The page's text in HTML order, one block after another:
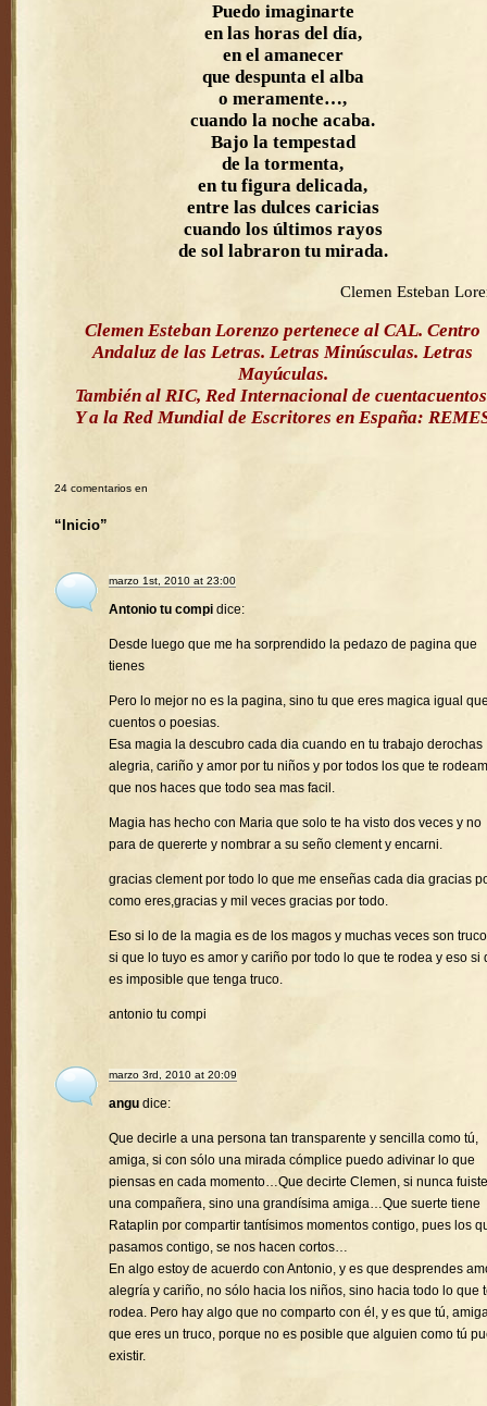
Puedo imaginarte
en las horas del día,
en el amanecer
que despunta el alba
o meramente…,
cuando la noche acaba.
Bajo la tempestad
de la tormenta,
en tu figura delicada,
entre las dulces caricias
cuando los últimos rayos
de sol labraron tu mirada.
Clemen Esteban
Clemen Esteban Lorenzo pertenece al CAL. Centro
Andaluz de las Letras. Letras Minúsculas. Letras
Mayúculas.
También al RIC, Red Internacional de
Y a la Red Mundial de Escritores en España:
24 comentarios en
“Inicio”
marzo 1st, 2010 at 23:00
Antonio tu compi dice:
Desde luego que me ha sorprendido la pedazo de pagina que
tienes
Pero lo mejor no es la pagina, sino tu que eres magica igual
cuentos o poesias.
Esa magia la descubro cada dia cuando en tu trabajo derochas
alegria, cariño y amor por tu niños y por todos los que te
que nos haces que todo sea mas facil.
Magia has hecho con Maria que solo te ha visto dos veces y no
para de quererte y nombrar a su seño clement y encarni.
gracias clement por todo lo que me enseñas cada dia gracias
como eres,gracias y mil veces gracias por todo.
Eso si lo de la magia es de los magos y muchas veces son
si que lo tuyo es amor y cariño por todo lo que te rodea y eso si
es imposible que tenga truco.
antonio tu compi
marzo 3rd, 2010 at 20:09
angu dice:
Que decirle a una persona tan transparente y sencilla como tú,
amiga, si con sólo una mirada cómplice puedo adivinar lo que
piensas en cada momento…Que decirte Clemen, si nunca fuiste
una compañera, sino una grandísima amiga…Que suerte tiene
Rataplin por compartir tantísimos momentos contigo, pues los
pasamos contigo, se nos hacen cortos…
En algo estoy de acuerdo con Antonio, y es que desprendes
alegría y cariño, no sólo hacia los niños, sino hacia todo lo que
rodea. Pero hay algo que no comparto con él, y es que tú,
que eres un truco, porque no es posible que alguien como tú
existir.